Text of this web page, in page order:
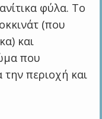
φύλα. Το
(που
και
που
την περιοχή και